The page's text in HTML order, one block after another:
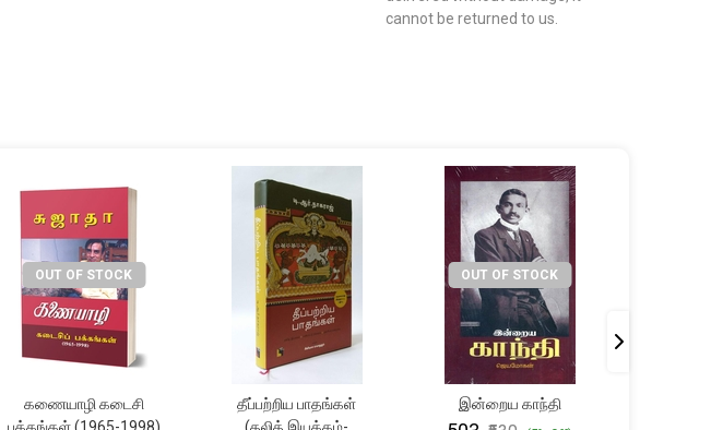
cannot be returned to us.
OUT OF STOCK
கணையாழி கடைசி
பக்கங்கள் (1965-1998)
தீப்பற்றிய பாதங்கள்
(தலித் இயக்கம்-
OUT OF STOCK
இன்றைய காந்தி